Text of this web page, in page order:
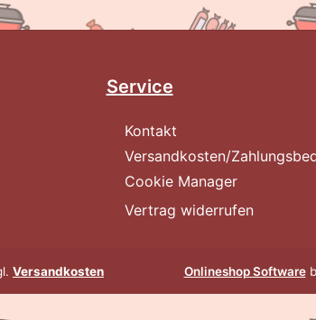
Service
Kontakt
Versandkosten/
Cookie Manager
Vertrag widerrufen
Versandkosten Onlineshop Software